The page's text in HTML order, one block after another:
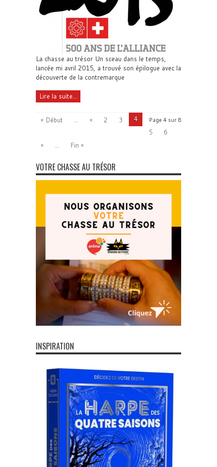
La chasse au trésor Un sceau dans le temps,
lancée mi avril 2015, a trouvé son épilogue avec la
découverte de la contremarque
Lire la suite...
Page 4 sur 8
« Début ... « 2 3
4
5
6
»
... Fin »
VOTRE CHASSE AU TRÉSOR
INSPIRATION